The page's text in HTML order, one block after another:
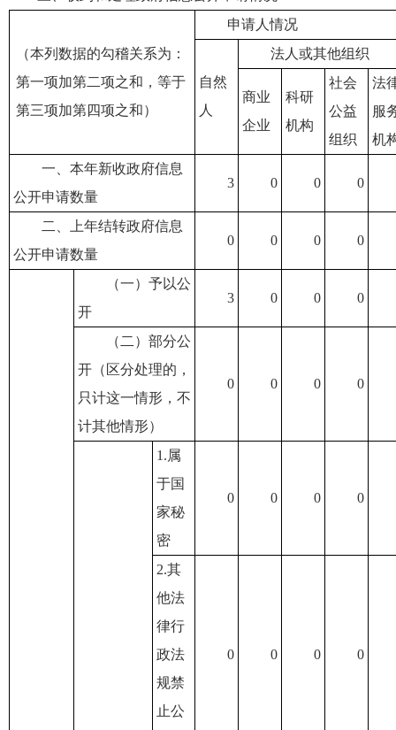
（本列数据的勾稽关系为：
第一项加第二项之和，等于
第三项加第四项之和）
申请人情况
自然
人
法人或其他组织
商业
企业
科研
机构
社会
公益
组织
法
服
机
一、本年新收政府信息
公开申请数量
3 0 0 0
二、上年结转政府信息
公开申请数量
0 0 0 0
（一）予以公
开
3 0 0 0
（二）部分公
开（区分处理的，
只计这一情形，不
计其他情形）
0 0 0 0
1.属
于国
家秘
密
0 0 0 0
2.其
他法
律行
政法
规禁
止公
0 0 0 0